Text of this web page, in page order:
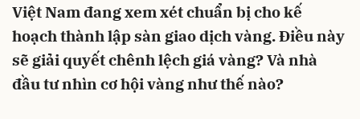
Việt Nam đang xem xét chuẩn bị cho kế
hoạch thành lập sàn giao dịch vàng. Điều này
sẽ giải quyết chênh lệch giá vàng? Và nhà
đầu tư nhìn cơ hội vàng như thế nào?
Hủy